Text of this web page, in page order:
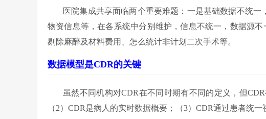
医院集成共享面临两个重要难题：一是基础数据不统一
物资信息等，在各系统中分别维护，信息不统一，数据源
剔除麻醉及材料费用、怎么统计非计划二次手术等。
数据模型是CDR的关键
虽然不同机构对CDR在不同时期有不同的定义，但
（2）CDR是病人的实时数据概要；（3）CDR通过患者统一